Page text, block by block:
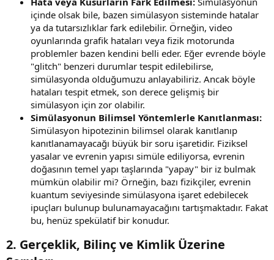
içinde olsak bile, bazen simülasyon sisteminde hatalar
ya da tutarsızlıklar fark edilebilir. Örneğin, video
oyunlarında grafik hataları veya fizik motorunda
problemler bazen kendini belli eder. Eğer evrende böyle
"glitch" benzeri durumlar tespit edilebilirse,
simülasyonda olduğumuzu anlayabiliriz. Ancak böyle
hataları tespit etmek, son derece gelişmiş bir
simülasyon için zor olabilir.
Simülasyonun Bilimsel Yöntemlerle Kanıtlanması:
Simülasyon hipotezinin bilimsel olarak kanıtlanıp
kanıtlanamayacağı büyük bir soru işaretidir. Fiziksel
yasalar ve evrenin yapısı simüle ediliyorsa, evrenin
doğasının temel yapı taşlarında "yapay" bir iz bulmak
mümkün olabilir mi? Örneğin, bazı fizikçiler, evrenin
kuantum seviyesinde simülasyona işaret edebilecek
ipuçları bulunup bulunamayacağını tartışmaktadır. Fakat
bu, henüz spekülatif bir konudur.
2. Gerçeklik, Bilinç ve Kimlik Üzerine